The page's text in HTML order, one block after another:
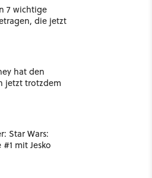
7 wichtige
die jetzt
hat den
jetzt trotzdem
Star Wars:
mit Jesko